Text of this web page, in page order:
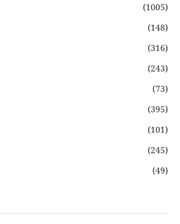
(1005)
(148)
(316)
(243)
(73)
(395)
(101)
(245)
(49)